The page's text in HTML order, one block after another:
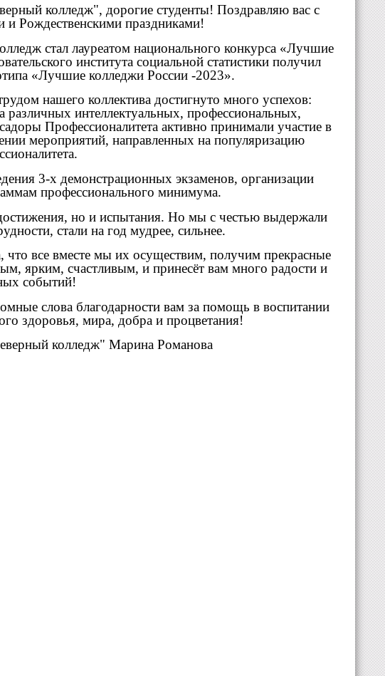
колледж", дорогие студенты! Поздравляю вас с
Рождественскими праздниками!
стал лауреатом национального конкурса «Лучшие
института социальной статистики получил
«Лучшие колледжи России -2023».
нашего коллектива достигнуто много успехов:
различных интеллектуальных, профессиональных,
Профессионалитета активно принимали участие в
мероприятий, направленных на популяризацию
3-х демонстрационных экзаменов, организации
профессионального минимума.
но и испытания. Но мы с честью выдержали
стали на год мудрее, сильнее.
что все вместе мы их осуществим, получим прекрасные
ярким, счастливым, и принесёт вам много радости и
событий!
слова благодарности вам за помощь в воспитании
здоровья, мира, добра и процветания!
колледж" Марина Романова